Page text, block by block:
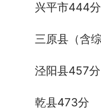
兴平市444
三原县（含
泾阳县457
乾县473